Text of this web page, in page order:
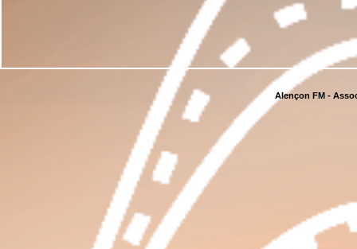
Alençon FM -